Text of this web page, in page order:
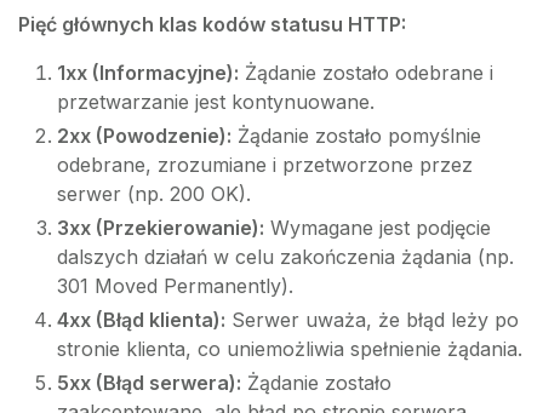
Pięć głównych klas kodów statusu HTTP:
1xx (Informacyjne): Żądanie zostało odebrane i
przetwarzanie jest kontynuowane.
2xx (Powodzenie): Żądanie zostało pomyślnie
odebrane, zrozumiane i przetworzone przez
serwer (np. 200 OK).
3xx (Przekierowanie): Wymagane jest podjęcie
dalszych działań w celu zakończenia żądania (np.
301 Moved Permanently).
4xx (Błąd klienta): Serwer uważa, że błąd leży po
stronie klienta, co uniemożliwia spełnienie żądania.
5xx (Błąd serwera): Żądanie zostało